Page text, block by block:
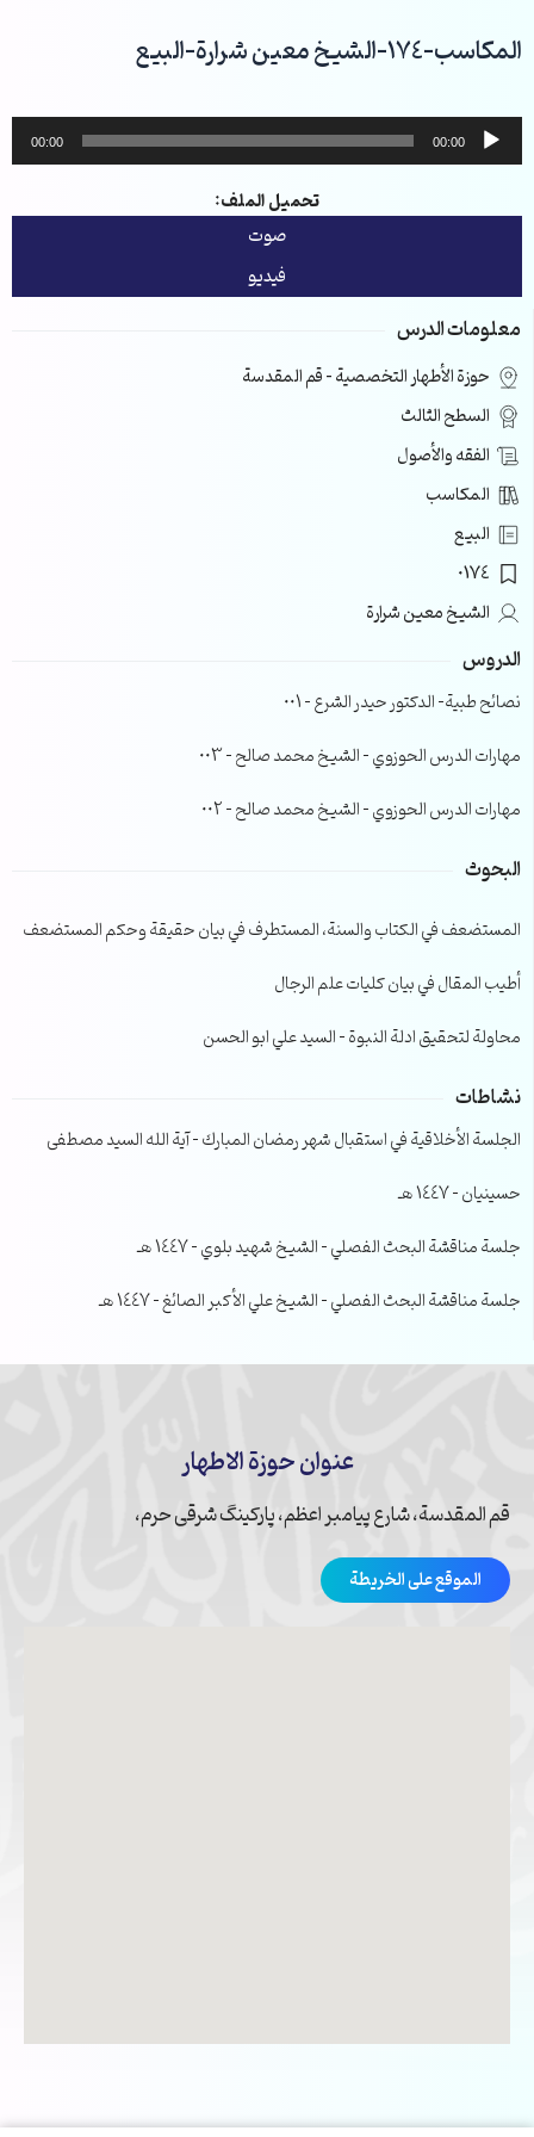
إلىالمكاسب-174-الشيخ معين شرارة-البيع
مشغل
الصوت
00:00
00:00
تحميل الملف:
صوت
فيديو
معلومات الدرس
حوزة الأطهار التخصصية – قم المقدسة
السطح الثالث
الفقه والأصول
المكاسب
البيع
0174
الشيخ معين شرارة
الدروس
نصائح طبية- الدكتور حيدر الشرع – 001
مهارات الدرس الحوزوي – الشيخ محمد صالح – 003
مهارات الدرس الحوزوي – الشيخ محمد صالح – 002
البحوث
المستضعف في الكتاب والسنة، المستطرف في بيان حقيقة وحكم المستضعف
أطيب المقال في بيان كليات علم الرجال
محاولة لتحقيق ادلة النبوة – السيد علي ابو الحسن
نشاطات
الجلسة الأخلاقية في استقبال شهر رمضان المبارك – آية الله السيد مصطفى
حسينيان – 1447 هـ
جلسة مناقشة البحث الفصلي – الشيخ شهيد بلوي – 1447 هـ
جلسة مناقشة البحث الفصلي – الشيخ علي الأكبر الصائغ – 1447 هـ
عنوان حوزة الاطهار
قم المقدسة، شارع پیامبر اعظم، پارکینگ شرقی حرم،
الموقع على الخريطة